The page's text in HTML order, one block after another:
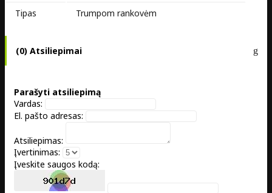
Tipas
Trumpom rankovėm
(0) Atsiliepimai
Parašyti atsiliepimą
Vardas:
El. pašto adresas:
Atsiliepimas:
Įvertinimas:
Įveskite saugos kodą: